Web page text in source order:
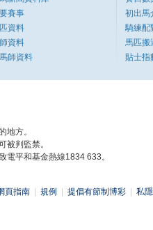
賽事
資料
資料
師資料
初出馬
騎練配
馬匹搬
貼士指
地方。
被判監禁。
電平和基金熱線1834 633。
頁指南 規例 提倡有節制博彩 私